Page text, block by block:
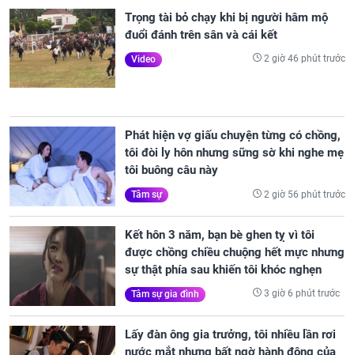
Trọng tài bỏ chạy khi bị người hâm mộ
đuổi đánh trên sân và cái kết
Video 2 giờ 46 phút trước
Phát hiện vợ giấu chuyện từng có chồng,
tôi đòi ly hôn nhưng sững sờ khi nghe mẹ
tôi buông câu này
Tâm sự 2 giờ 56 phút trước
Kết hôn 3 năm, bạn bè ghen tỵ vì tôi
được chồng chiều chuộng hết mực nhưng
sự thật phía sau khiến tôi khóc nghẹn
Tâm sự gia đình 3 giờ 6 phút trước
Lấy đàn ông gia trưởng, tôi nhiều lần rơi
nước mắt nhưng bất ngờ hành động của